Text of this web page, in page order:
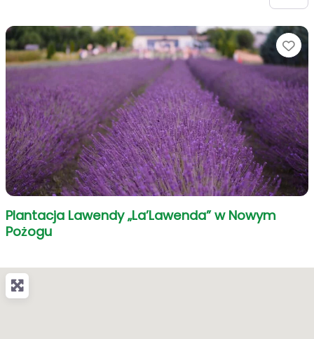
Plantacja Lawendy „La’Lawenda” w Nowym
Pożogu